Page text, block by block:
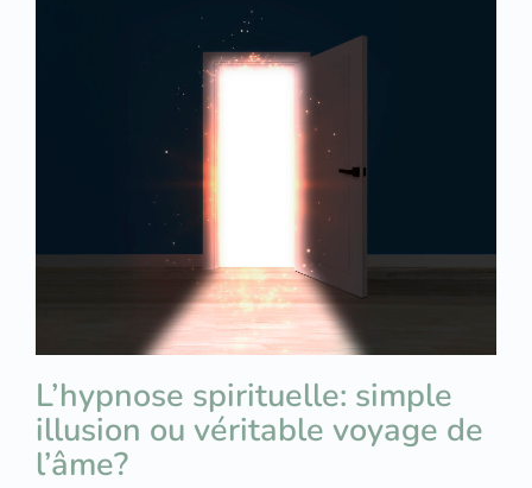
L’hypnose spirituelle: simple
illusion ou véritable voyage de
l’âme?